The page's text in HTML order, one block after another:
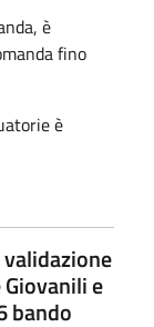
è
fino
è
e
bando